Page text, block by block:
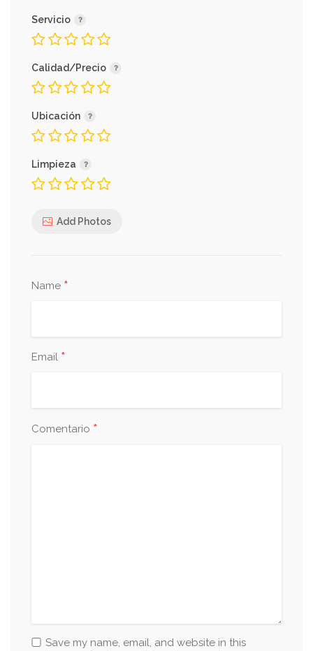
Servicio
Calidad/Precio
Ubicación
Limpieza
Add Photos
Name *
Email *
Comentario *
Save my name, email, and website in this